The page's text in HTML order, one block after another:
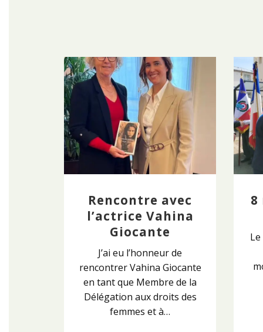
Rencontre avec
l’actrice Vahina
Giocante
J’ai eu l’honneur de
rencontrer Vahina Giocante
en tant que Membre de la
Délégation aux droits des
femmes et à…
8